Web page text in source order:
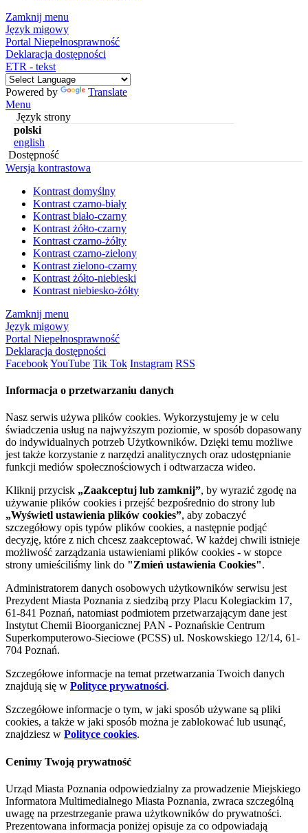
Zamknij menu
Język migowy
Portal Niepełnosprawność
Deklaracja dostępności
ETR - tekst
Powered by
Translate
Menu
Język strony
polski
english
Dostępność
Wersja kontrastowa
Kontrast domyślny
Kontrast czarno-biały
Kontrast biało-czarny
Kontrast żółto-czarny
Kontrast czarno-żółty
Kontrast czarno-zielony
Kontrast zielono-czarny
Kontrast żółto-niebieski
Kontrast niebiesko-żółty
Zamknij menu
Język migowy
Portal Niepełnosprawność
Deklaracja dostępności
FacebookYouTube Tik Tok Instagram RSS
Informacja o przetwarzaniu danych
Nasz serwis używa plików cookies. Wykorzystujemy je w celu
świadczenia usług na najwyższym poziomie, w sposób dopasowany
do indywidualnych potrzeb Użytkowników. Dzięki temu możliwe
jest także korzystanie z narzędzi analitycznych oraz udostępnianie
funkcji mediów społecznościowych i odtwarzacza wideo.
Kliknij przycisk „Zaakceptuj lub zamknij”, by wyrazić zgodę na
używanie plików cookies i przejść bezpośrednio do strony lub
„Wyświetl ustawienia plików cookies”, aby zobaczyć
szczegółowy opis typów plików cookies, a następnie podjąć
decyzję, które z nich chcesz zaakceptować. W każdej chwili istnieje
możliwość zarządzania ustawieniami plików cookies - w stopce
strony umieściliśmy link do "Zmień ustawienia Cookies".
Administratorem danych osobowych użytkowników serwisu jest
Prezydent Miasta Poznania z siedzibą przy Placu Kolegiackim 17,
61-841 Poznań, natomiast podmiotem przetwarzającym dane jest
Instytut Chemii Bioorganicznej PAN - Poznańskie Centrum
Superkomputerowo-Sieciowe (PCSS) ul. Noskowskiego 12/14, 61-
704 Poznań.
Szczegółowe informacje na temat przetwarzania Twoich danych
znajdują się w Polityce prywatności.
Szczegółowe informacje o tym, w jaki sposób używane są pliki
cookies, a także w jaki sposób można je zablokować lub usunąć,
znajdziesz w Polityce cookies.
Cenimy Twoją prywatność
Urząd Miasta Poznania odpowiedzialny za prowadzenie Miejskiego
Informatora Multimedialnego Miasta Poznania, zwraca szczególną
uwagę na przestrzeganie prawa użytkowników do prywatności.
Prezentowana informacja poniżej opisuje za co odpowiadają